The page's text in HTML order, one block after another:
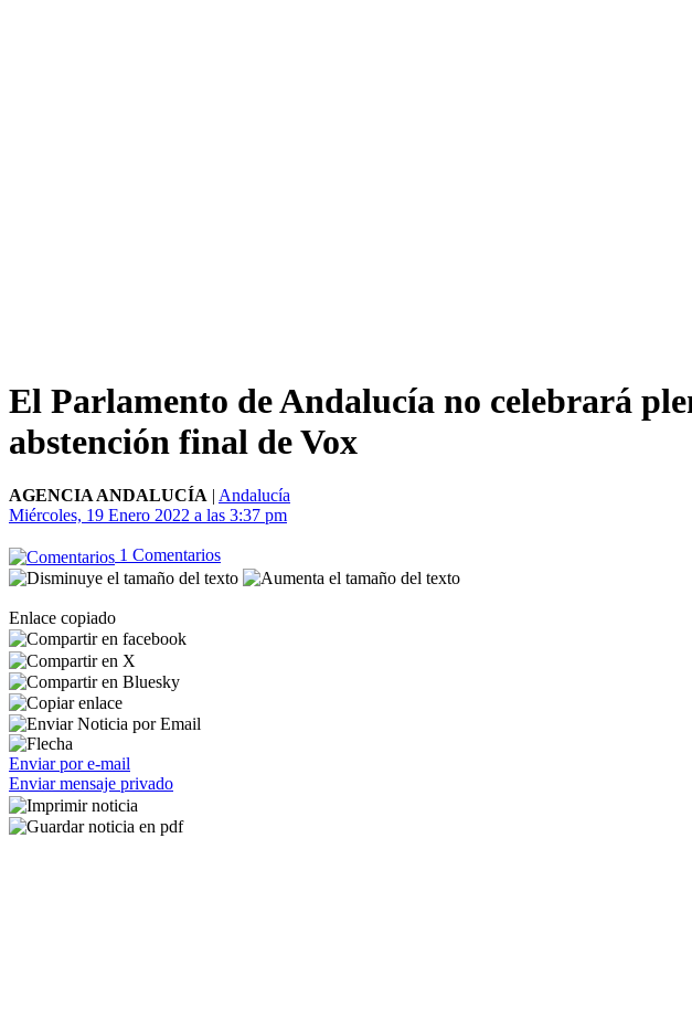
El Parlamento de Andalucía no celebrará
abstención final de Vox
AGENCIA ANDALUCÍA | Andalucía
Miércoles, 19 Enero 2022 a las 3:37 pm
1 Comentarios
Enlace copiado
Enviar por e-mail
Enviar mensaje privado